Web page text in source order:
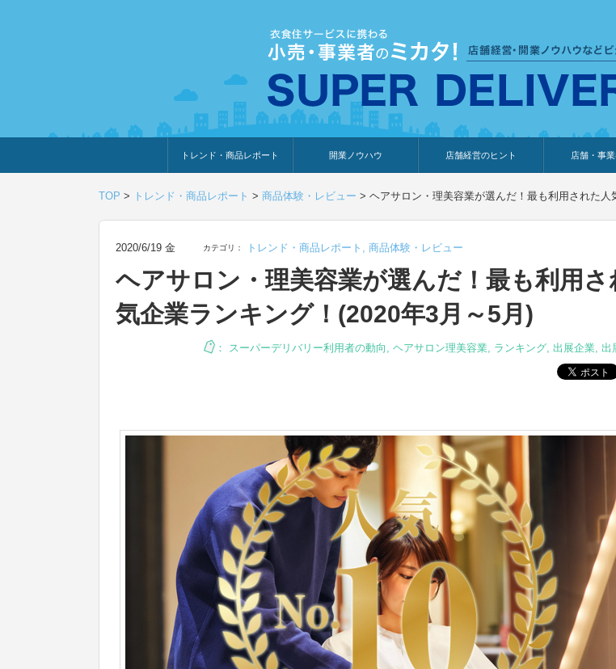
トレンド・商品レポート
トレンド・特集
人気ランキング
出展企業のおすすめ
商品体験・レビュー
暮らしの提案
開業ノウハウ
開業までの道のり
開業知識・情報
店舗経営のヒント
ウェブ集客・販売促進
仕入れ
展示会情報
接客・販売
知識情報
販促カレンダー
集客・販売促進
店舗・事
アパレル店
カフェ・飲食
ペットサロン
メーカー
他の業種
美容サロン
薬局
観光・ホテル
雑貨店
食料品店
TOP > トレンド・商品レポート > 商品体験・レビュー > ヘアサロン・理美容業が選んだ！最も利用された
2020/6/19 金 カテゴリ： トレンド・商品レポート , 商品体験・レビュー
ヘアサロン・理美容業が選んだ！最も利用さ
気企業ランキング！(2020年3月～5月)
： スーパーデリバリー利用者の動向 , ヘアサロン理美容業, ランキング, 出展企業, 出